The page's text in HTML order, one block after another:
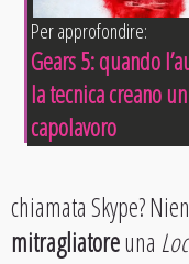
Per approfondire:
Gears 5: quando
la tecnica creano un
capolavoro
chiamata Skype?
mitragliatoreuna